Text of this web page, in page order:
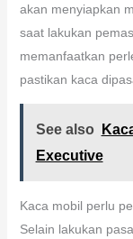
akan menyiapkan
saat lakukan
memanfaatkan
pastikan kaca
See also
Executive
Kaca mobil perlu
Selain lakukan